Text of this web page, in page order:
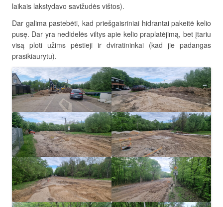
laikais lakstydavo savižudės vištos).
Dar galima pastebėti, kad priešgaisriniai hidrantai pakeitė kelio
pusę. Dar yra nedidelės viltys apie kelio praplatėjimą, bet įtariu
visą ploti užims pėstieji ir dviratininkai (kad jie padangas
prasikiaurytu).